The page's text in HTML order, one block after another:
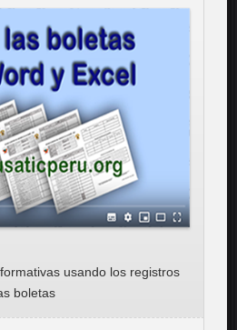
usando los registros
boletas